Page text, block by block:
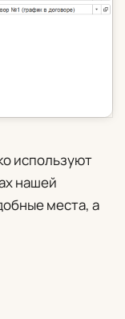
используют
нашей
места, а